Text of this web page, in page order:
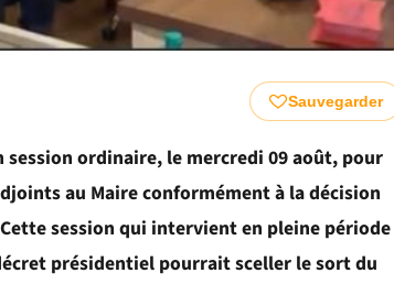
Sauvegarder
ordinaire, le mercredi 09 août, pour
au Maire conformément à la décision
session qui intervient en pleine période
présidentiel pourrait sceller le sort du